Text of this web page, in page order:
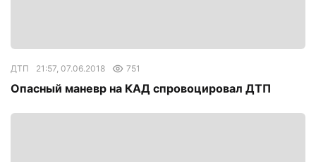
ДТП 21:57, 07.06.2018 751
Опасный маневр на КАД спровоцировал ДТП